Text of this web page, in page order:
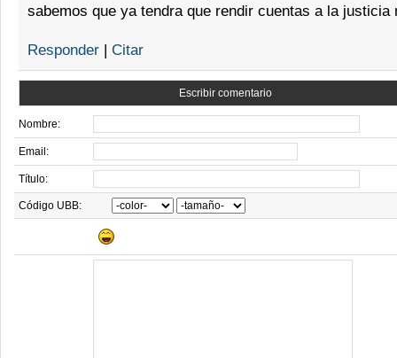
sabemos que ya tendra que rendir cuentas a la justicia
Responder | Citar
Escribir comentario
Nombre:
Email:
Título:
Código UBB: